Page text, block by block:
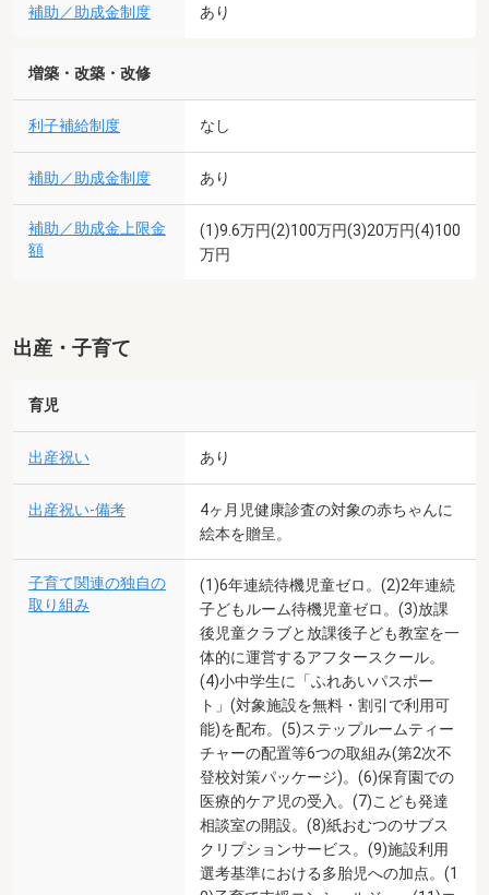
補助／助成金制度 あり
増築・改築・改修
利子補給制度 なし
補助／助成金制度 あり
補助／助成金上限金
額
(1)9.6万円(2)100万円(3)20万円(4)100
万円
出産・子育て
育児
出産祝い あり
出産祝い-備考
4ヶ月児健康診査の対象の赤ちゃんに
絵本を贈呈。
子育て関連の独自の
取り組み
(1)6年連続待機児童ゼロ。(2)2年連続
子どもルーム待機児童ゼロ。(3)放課
後児童クラブと放課後子ども教室を一
体的に運営するアフタースクール。
(4)小中学生に「ふれあいパスポー
ト」(対象施設を無料・割引で利用可
能)を配布。(5)ステップルームティー
チャーの配置等6つの取組み(第2次不
登校対策パッケージ)。(6)保育園での
医療的ケア児の受入。(7)こども発達
相談室の開設。(8)紙おむつのサブス
クリプションサービス。(9)施設利用
選考基準における多胎児への加点。(1